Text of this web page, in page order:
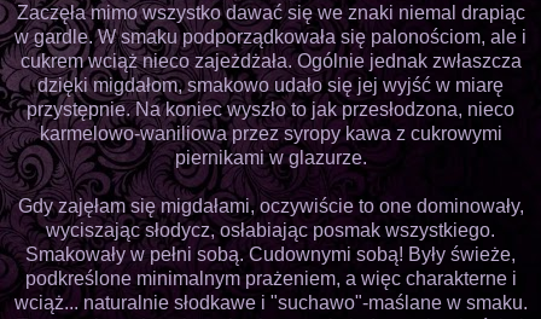
Zaczęła mimo wszystko dawać się we znaki niemal drapiąc
w gardle. W smaku podporządkowała się palonościom, ale i
cukrem wciąż nieco zajeżdżała. Ogólnie jednak zwłaszcza
dzięki migdałom, smakowo udało się jej wyjść w miarę
przystępnie. Na koniec wyszło to jak przesłodzona, nieco
karmelowo-waniliowa przez syropy kawa z cukrowymi
piernikami w glazurze.
Gdy zajęłam się migdałami, oczywiście to one dominowały,
wyciszając słodycz, osłabiając posmak wszystkiego.
Smakowały w pełni sobą. Cudownymi sobą! Były świeże,
podkreślone minimalnym prażeniem, a więc charakterne i
wciąż... naturalnie słodkawe i "suchawo"-maślane w smaku.